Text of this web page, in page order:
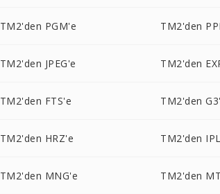
TM2'den PGM'e TM2'den
TM2'den JPEG'e TM2'den
TM2'den FTS'e TM2'den
TM2'den HRZ'e TM2'den
TM2'den MNG'e TM2'den